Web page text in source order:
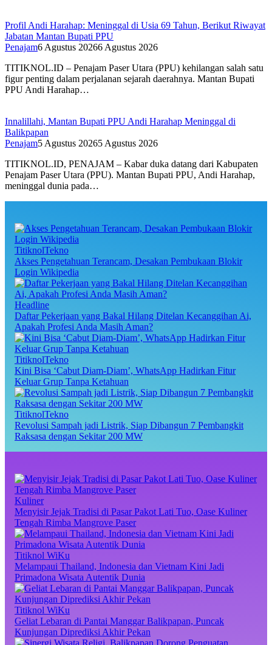
Profil Andi Harahap: Meninggal di Usia 69 Tahun, Berikut Riwayat
Jabatan Mantan Bupati PPU
Penajam6 Agustus 20266 Agustus 2026
TITIKNOL.ID – Penajam Paser Utara (PPU) kehilangan salah satu
figur penting dalam perjalanan sejarah daerahnya. Mantan Bupati
PPU Andi Harahap…
Innalillahi, Mantan Bupati PPU Andi Harahap Meninggal di
Balikpapan
Penajam5 Agustus 20265 Agustus 2026
TITIKNOL.ID, PENAJAM – Kabar duka datang dari Kabupaten
Penajam Paser Utara (PPU). Mantan Bupati PPU, Andi Harahap,
meninggal dunia pada…
TitiknolTekno
Akses Pengetahuan Terancam, Desakan Pembukaan Blokir
Login Wikipedia
Headline
Daftar Pekerjaan yang Bakal Hilang Ditelan Kecanggihan Ai,
Apakah Profesi Anda Masih Aman?
TitiknolTekno
Kini Bisa ‘Cabut Diam-Diam’, WhatsApp Hadirkan Fitur
Keluar Grup Tanpa Ketahuan
TitiknolTekno
Revolusi Sampah jadi Listrik, Siap Dibangun 7 Pembangkit
Raksasa dengan Sekitar 200 MW
Kuliner
Menyisir Jejak Tradisi di Pasar Pakot Lati Tuo, Oase Kuliner
Tengah Rimba Mangrove Paser
Titiknol WiKu
Melampaui Thailand, Indonesia dan Vietnam Kini Jadi
Primadona Wisata Autentik Dunia
Titiknol WiKu
Geliat Lebaran di Pantai Manggar Balikpapan, Puncak
Kunjungan Diprediksi Akhir Pekan